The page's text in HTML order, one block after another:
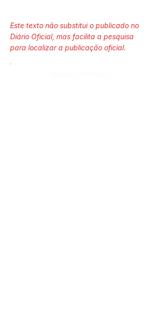
Este texto não substitui o publicado no
Diário Oficial, mas facilita a pesquisa
para localizar a publicação oficial.